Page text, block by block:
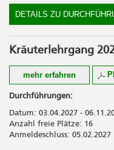
CHF 75.00 inkl.
DETAILS ZU
Kräuterlehrgang
mehr erfahren
Möchten Sie einen
erkennen und fachgerecht
Dann besuchen Sie uns.
um Kräuter und
Durchführungen:
Datum: 03.04.2027 -
Anzahl freie Plätze: 16
Anmeldeschluss: 05.02.2027